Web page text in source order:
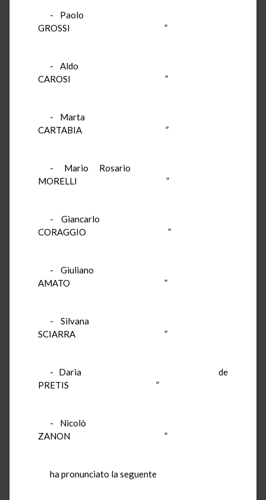
- Paolo
GROSSI ”
- Aldo
CAROSI ”
- Marta
CARTABIA ”
- Mario Rosario
MORELLI ”
- Giancarlo
CORAGGIO ”
- Giuliano
AMATO ”
- Silvana
SCIARRA ”
- Daria de
PRETIS ”
- Nicolò
ZANON ”
ha pronunciato la seguente